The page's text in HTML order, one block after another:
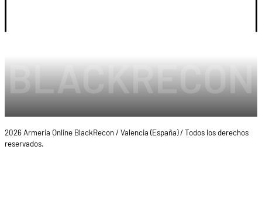
2026 Armeria Online BlackRecon / Valencia (España) / Todos los derechos
reservados.